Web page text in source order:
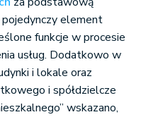
element
funkcje w procesie
usług. Dodatkowo w
i lokale oraz
i spółdzielcze
wskazano,